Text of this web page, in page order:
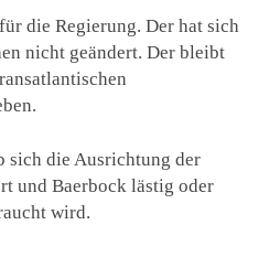
die Regierung. Der hat sich
nicht geändert. Der bleibt
sich die Ausrichtung der
und Baerbock lästig oder
wird.